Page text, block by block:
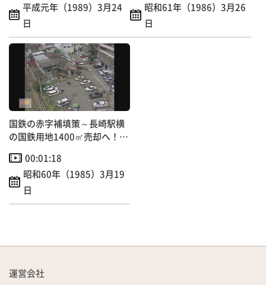
平成元年（1989）3月24
日
昭和61年（1986）3月26
日
国鉄の赤字補填策～長崎駅横
の国鉄用地1400㎡売却へ！長
00:01:18
昭和60年（1985）3月19
日
運営会社